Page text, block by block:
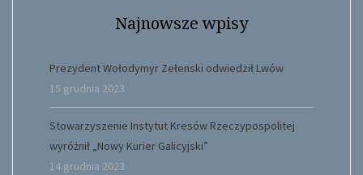
Najnowsze wpisy
Prezydent Wołodymyr Zełenski odwiedził Lwów
15 grudnia 2023
Stowarzyszenie Instytut Kresów Rzeczypospolitej
wyróżnił „Nowy Kurier Galicyjski”
14 grudnia 2023